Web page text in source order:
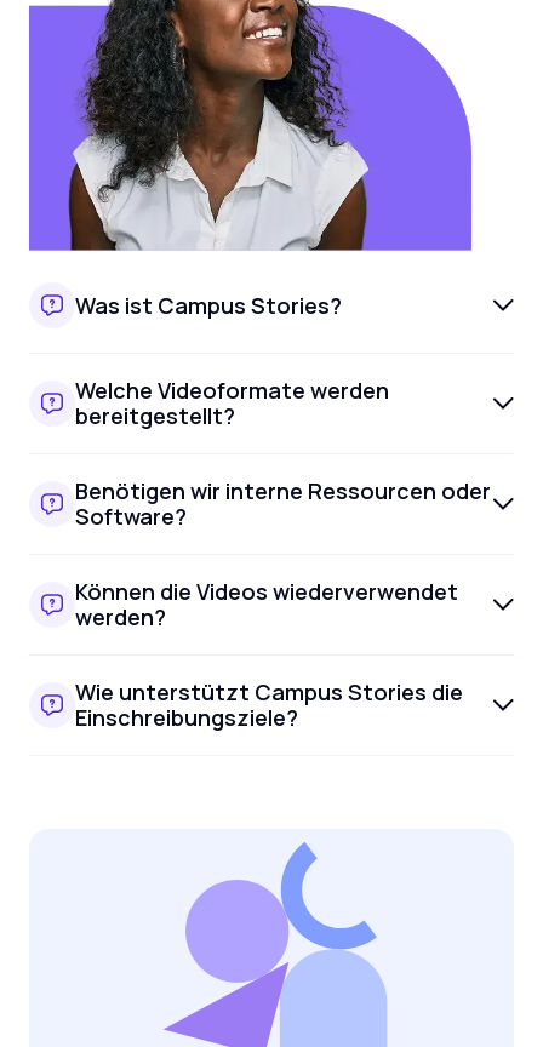
Was ist Campus Stories?
Welche Videoformate werden
bereitgestellt?
Benötigen wir interne Ressourcen oder
Software?
Können die Videos wiederverwendet
werden?
Wie unterstützt Campus Stories die
Einschreibungsziele?